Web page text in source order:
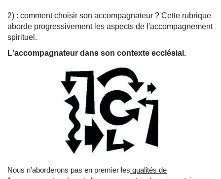
2) : comment choisir son accompagnateur ? Cette rubrique
aborde progressivement les aspects de l'accompagnement
spirituel.
L'accompagnateur dans son contexte ecclésial.
Nous n'aborderons pas en premier les qualités de